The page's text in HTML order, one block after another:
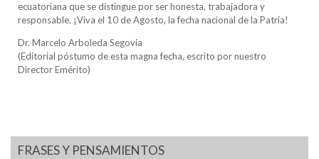
ecuatoriana que se distingue por ser honesta, trabajadora y
responsable. ¡Viva el 10 de Agosto, la fecha nacional de la Patria!
Dr. Marcelo Arboleda Segovia
(Editorial póstumo de esta magna fecha, escrito por nuestro
Director Emérito)
FRASES Y PENSAMIENTOS